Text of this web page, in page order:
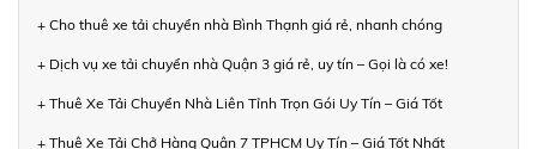
+ Cho thuê xe tải chuyển nhà Bình Thạnh giá rẻ, nhanh chóng
+ Dịch vụ xe tải chuyển nhà Quận 3 giá rẻ, uy tín – Gọi là có xe!
+ Thuê Xe Tải Chuyển Nhà Liên Tỉnh Trọn Gói Uy Tín – Giá Tốt
+ Thuê Xe Tải Chở Hàng Quận 7 TPHCM Uy Tín – Giá Tốt Nhất